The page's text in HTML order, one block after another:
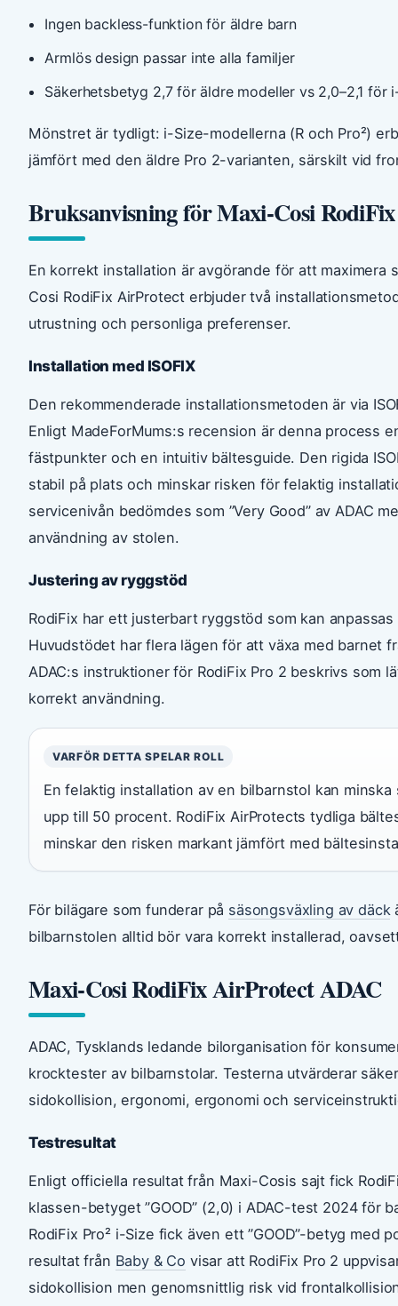
Ingen backless-funktion för äldre barn
Armlös design passar inte alla familjer
Säkerhetsbetyg 2,7 för äldre modeller vs 2,0–2,1 för
Mönstret är tydligt: i-Size-modellerna (R och Pro²)
jämfört med den äldre Pro 2-varianten, särskilt vid
Bruksanvisning för Maxi-Cosi
En korrekt installation är avgörande för att maximera
Cosi RodiFix AirProtect erbjuder två
utrustning och personliga preferenser.
Installation med ISOFIX
Den rekommenderade installationsmetoden är via
Enligt MadeForMums:s recension är denna process
fästpunkter och en intuitiv bältesguide. Den rigida
stabil på plats och minskar risken för felaktig
servicenivån bedömdes som ”Very Good” av ADAC
användning av stolen.
Justering av ryggstöd
RodiFix har ett justerbart ryggstöd som kan
Huvudstödet har flera lägen för att växa med barnet
ADAC:s instruktioner för RodiFix Pro 2 beskrivs som
korrekt användning.
VARFÖR DETTA SPELAR ROLL
En felaktig installation av en bilbarnstol kan
upp till 50 procent. RodiFix AirProtects tydliga
minskar den risken markant jämfört med
För bilägare som funderar på säsongsväxling av däck
bilbarnstolen alltid bör vara korrekt installerad,
Maxi-Cosi RodiFix AirProtect ADAC
ADAC, Tysklands ledande bilorganisation för
krocktester av bilbarnstolar. Testerna utvärderar
sidokollision, ergonomi, ergonomi och
Testresultat
Enligt officiella resultat från Maxi-Cosis sajt fick
klassen-betyget ”GOOD” (2,0) i ADAC-test 2024 för
RodiFix Pro² i-Size fick även ett ”GOOD”-betyg med
resultat från Baby & Co visar att RodiFix Pro 2
sidokollision men genomsnittlig risk vid